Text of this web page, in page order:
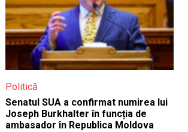
Politică
Senatul SUA a confirmat numirea lui
Joseph Burkhalter în funcția de
ambasador în Republica Moldova